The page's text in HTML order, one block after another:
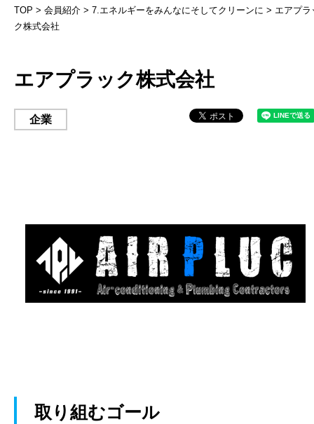
TOP > 会員紹介 > 7.エネルギーをみんなにそしてクリーンに > エアプラ
ク株式会社
エアプラック株式会社
企業
取り組むゴール